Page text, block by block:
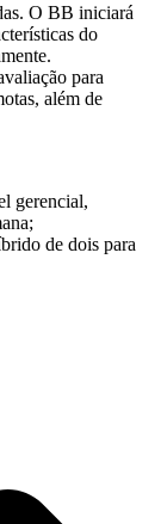
O BB iniciará
do
para
além de
gerencial,
de dois para